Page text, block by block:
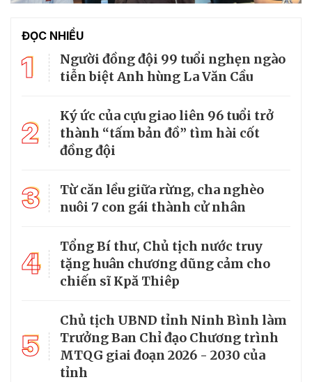
ĐỌC NHIỀU
1
Người đồng đội 99 tuổi nghẹn ngào
tiễn biệt Anh hùng La Văn Cầu
2
Ký ức của cựu giao liên 96 tuổi trở
thành “tấm bản đồ” tìm hài cốt
đồng đội
3
Từ căn lều giữa rừng, cha nghèo
nuôi 7 con gái thành cử nhân
4
Tổng Bí thư, Chủ tịch nước truy
tặng huân chương dũng cảm cho
chiến sĩ Kpă Thiêp
5
Chủ tịch UBND tỉnh Ninh Bình làm
Trưởng Ban Chỉ đạo Chương trình
MTQG giai đoạn 2026 - 2030 của
tỉnh